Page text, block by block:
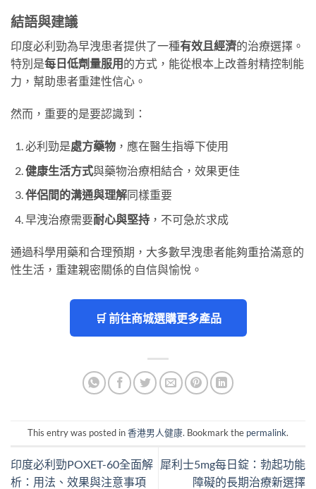
結語與建議
印度必利勁為早洩患者提供了一種有效且經濟的治療選擇。
特別是每日低劑量服用 的方式，能從根本上改善射精控制能
力，幫助患者重建性信心。
然而，重要的是要認識到：
必利勁是處方藥物，應在醫生指導下使用
健康生活方式與藥物治療相結合，效果更佳
伴侶間的溝通與理解同樣重要
早洩治療需要耐心與堅持，不可急於求成
通過科學用藥和合理預期，大多數早洩患者能夠重拾滿意的
性生活，重建親密關係的自信與愉悅。
🛒 前往商城選購更多產品
This entry was posted in香港男人健康. Bookmark the permalink.
印度必利勁POXET-60全面解
析：用法、效果與注意事項
犀利士5mg每日錠：勃起功能
障礙的長期治療新選擇